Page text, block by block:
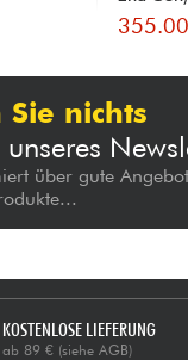
Sie nichts
über gute
KOSTENLOSE LIEFERUNG
ab 89 € (siehe AGB)